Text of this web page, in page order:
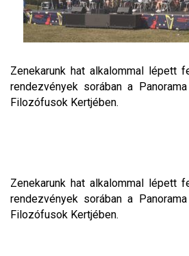
Zenekarunk hat alkalommal lépett
rendezvények sorában a
Filozófusok Kertjében.
Zenekarunk hat alkalommal lépett
rendezvények sorában a
Filozófusok Kertjében.